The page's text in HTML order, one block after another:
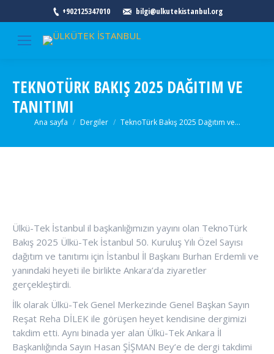
+902125347010 bilgi@ulkutekistanbul.org
TEKNOTÜRK BAKIŞ 2025 DAĞITIM VE
TANITIMI
Buradasınız:
Ana sayfa Dergiler TeknoTürk Bakış 2025 Dağıtım ve…
Ülkü-Tek İstanbul il başkanlığımızın yayını olan TeknoTürk
Bakış 2025 Ülkü-Tek İstanbul 50. Kuruluş Yılı Özel Sayısı
dağıtım ve tanıtımı için İstanbul İl Başkanı Burhan Erdemli ve
yanındaki heyeti ile birlikte Ankara’da ziyaretler
gerçekleştirdi.
İlk olarak Ülkü-Tek Genel Merkezinde Genel Başkan Sayın
Reşat Reha DİLEK ile görüşen heyet kendisine dergimizi
takdim etti. Aynı binada yer alan Ülkü-Tek Ankara İl
Başkanlığında Sayın Hasan ŞİŞMAN Bey’e de dergi takdimi